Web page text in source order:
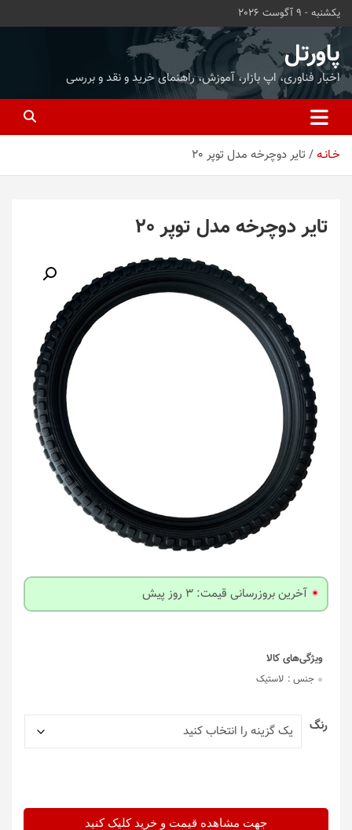
محتوا
بروید
یکشنبه - 9 آگوست 2026
پاورتل
اخبار فناوری، اپ بازار، آموزش، راهنمای خرید و نقد و بررسی
خـانـه تایر دوچرخه مدل توپر 20
تایر دوچرخه مدل توپر 20
آخرین بروزرسانی قیمت: 3 روز پیش
جنس : لاستیک
رنگ
جهت مشاهده قیمت و خرید کلیک کنید